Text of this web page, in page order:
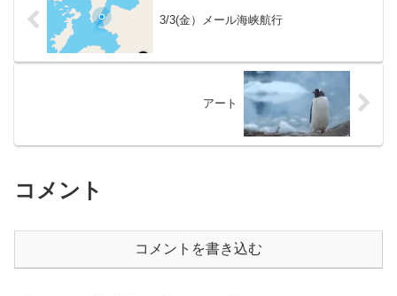
3/3(金）メール海峡航行
アート
コメント
コメントを書き込む